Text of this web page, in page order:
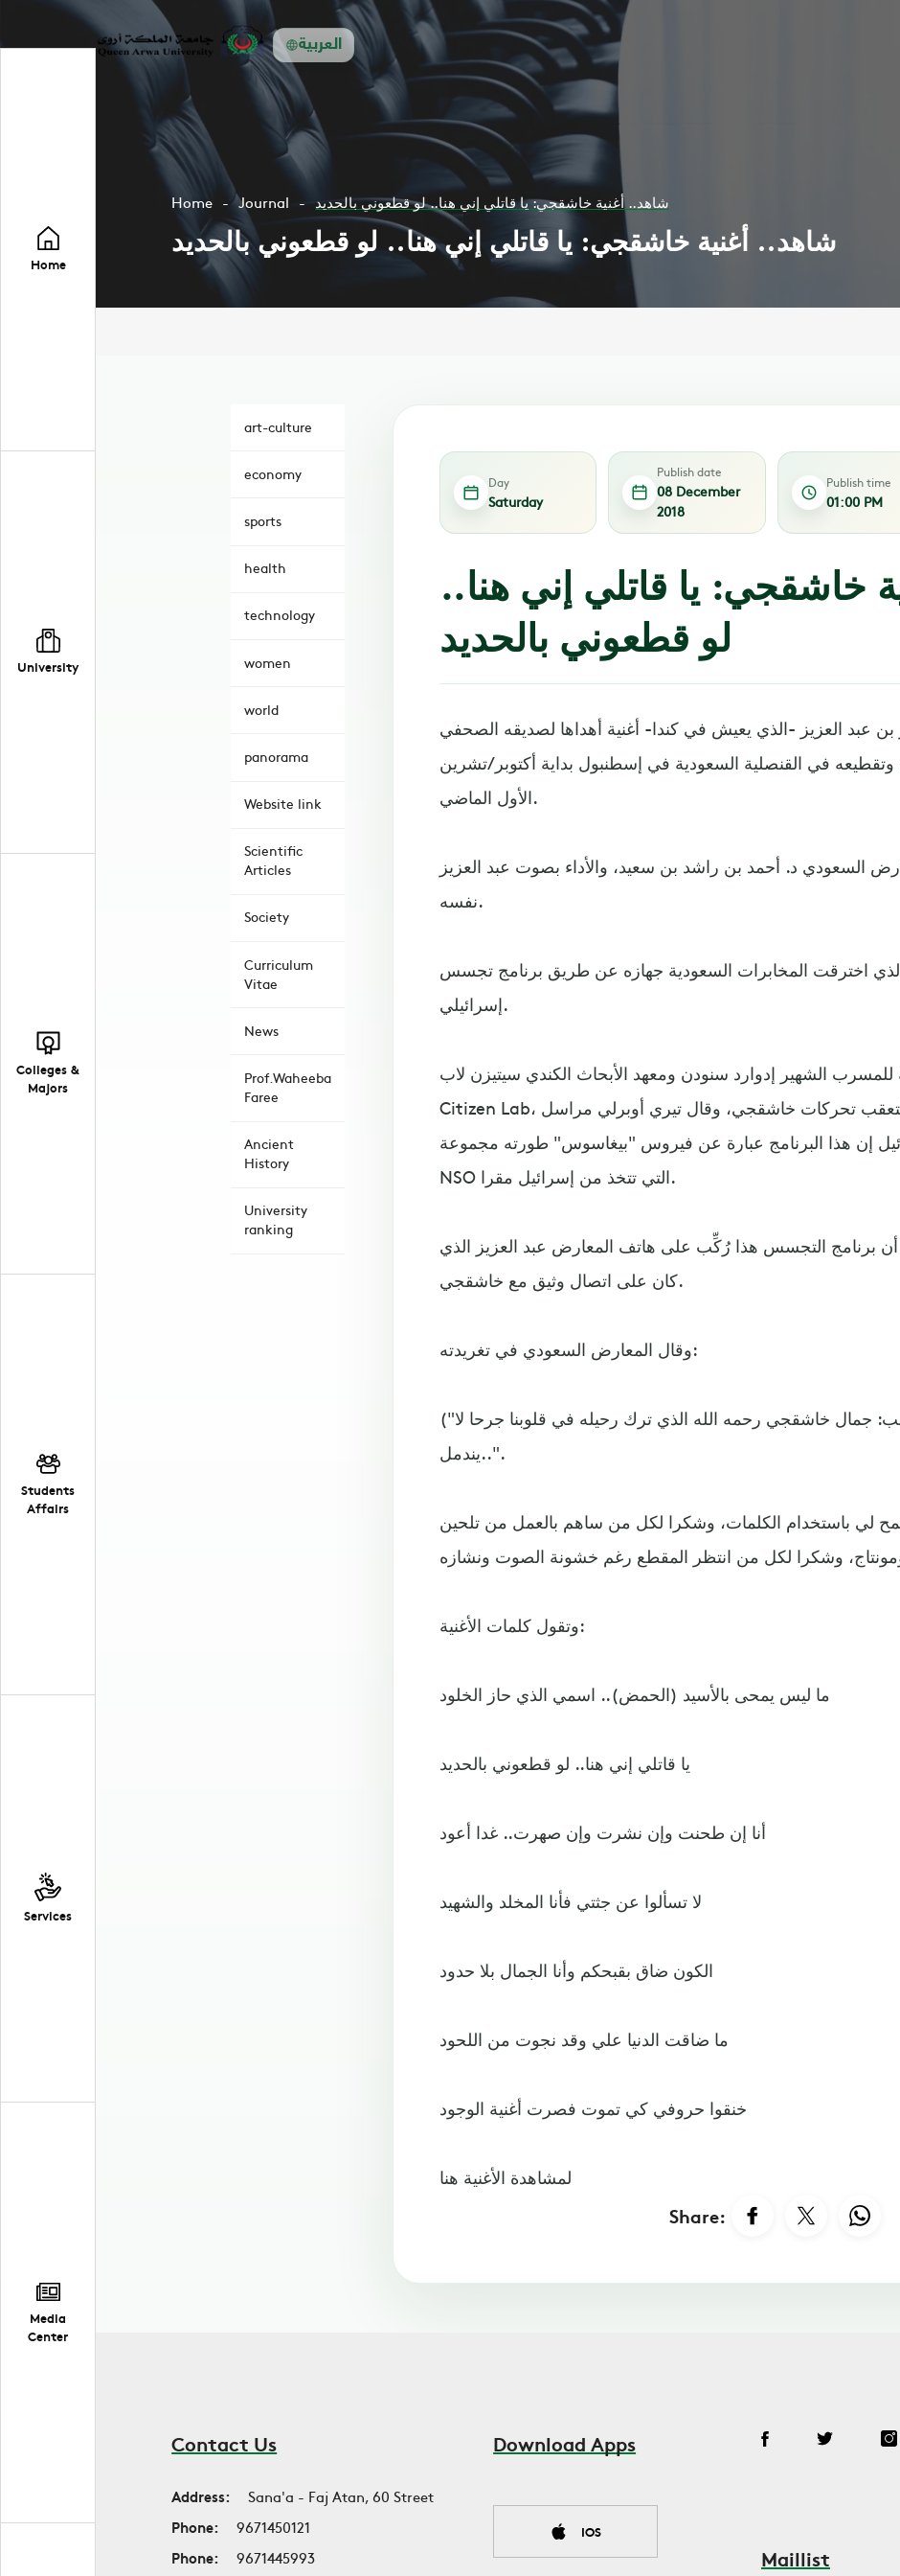
العربية
Home
University
Colleges &
Majors
Students
Affairs
Services
Media
Center
Home Journal شاهد.. أغنية خاشقجي: يا قاتلي إني هنا.. لو قطعوني بالحديد
شاهد.. أغنية خاشقجي: يا قاتلي إني هنا.. لو قطعوني بالحديد
art-culture
economy
sports
health
technology
women
world
panorama
Website link
Scientific
Articles
Society
Curriculum
Vitae
News
Prof.Waheeba
Faree
Ancient
History
University
ranking
Day
Saturday
Publish date
08 December
2018
Publish time
01:00 PM
خاشقجي: يا قاتلي إني هنا..
لو قطعوني بالحديد
عبد العزيز -الذي يعيش في كندا- أغنية أهداها لصديقه الصحفي
في القنصلية السعودية في إسطنبول بداية أكتوبر/تشرين
الأول الماضي.
السعودي د. أحمد بن راشد بن سعيد، والأداء بصوت عبد العزيز
نفسه.
اخترقت المخابرات السعودية جهازه عن طريق برنامج تجسس
إسرائيلي.
الشهير إدوارد سنودن ومعهد الأبحاث الكندي سيتيزن لاب
Citizen Lab، تم استخدم برنامج تجسس لتعقب تحركات خاشقجي، وقال تيري أوبرلي مراسل
إن هذا البرنامج عبارة عن فيروس "بيغاسوس" طورته مجموعة
NSO التي تتخذ من إسرائيل مقرا.
برنامج التجسس هذا رُكِّب على هاتف المعارض عبد العزيز الذي
كان على اتصال وثيق مع خاشقجي.
وقال المعارض السعودي في تغريدته:
("هذه الأغنية أهديها لفقيد الشعب: ‏جمال خاشقجي رحمه الله الذي ترك رحيله في قلوبنا جرحا لا
يندمل..".
لي باستخدام الكلمات، وشكرا لكل من ساهم بالعمل من تلحين
وتقول كلمات الأغنية:
ما ليس يمحى بالأسيد (الحمض).. اسمي الذي حاز الخلود
يا قاتلي إني هنا.. لو قطعوني بالحديد
أنا إن طحنت وإن نشرت وإن صهرت.. غدا أعود
لا تسألوا عن جثتي فأنا المخلد والشهيد
الكون ضاق بقبحكم وأنا الجمال بلا حدود
ما ضاقت الدنيا علي وقد نجوت من اللحود
خنقوا حروفي كي تموت فصرت أغنية الوجود
لمشاهدة الأغنية هنا
Share:
Contact Us
Address:
Sana'a - Faj Atan, 60 Street
Phone:
9671450121
Phone:
9671445993
Download Apps
IOS
Maillist